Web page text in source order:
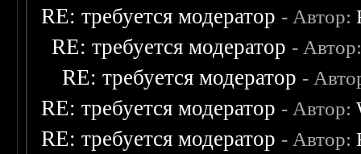
RE: требуется модератор - Автор:
RE: требуется модератор -
RE: требуется модератор -
RE: требуется модератор - Автор:
RE: требуется модератор - Автор: